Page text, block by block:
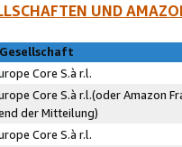
UND
Core S.à r.l.
Core S.à r.l.(oder Amazon
der Mitteilung)
Core S.à r.l.